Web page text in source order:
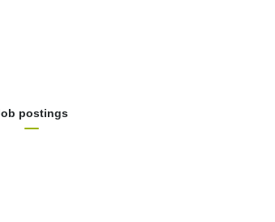
postings